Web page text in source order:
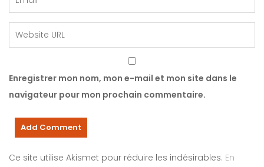
Enregistrer mon nom, mon e-mail et mon site dans le
navigateur pour mon prochain commentaire.
Ce site utilise Akismet pour réduire les indésirables. En